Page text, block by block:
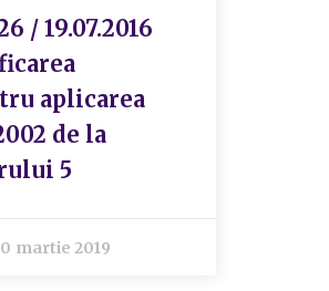
/ 19.07.2016
aplicarea
de la
5
martie 2019